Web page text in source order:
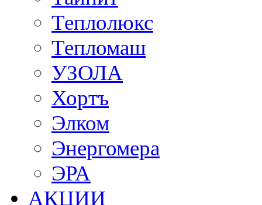
Теплолюкс
Тепломаш
УЗОЛА
Хортъ
Элком
Энергомера
ЭРА
АКЦИИ